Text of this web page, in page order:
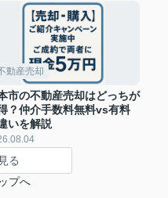
動産売却
市の不動産売却はどっちが
？仲介手数料無料vs有料
いを解説
る
プへ